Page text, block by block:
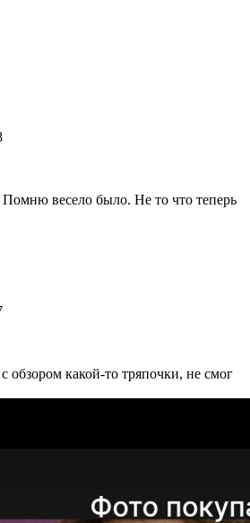
Помню весело было. Не то что теперь
обзором какой-то тряпочки, не смог